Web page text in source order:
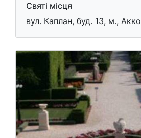
Святі місця
вул. Каплан, буд. 13, м., Акко